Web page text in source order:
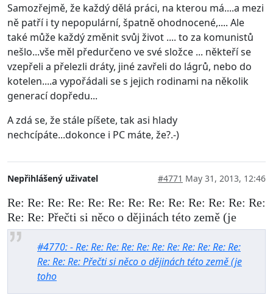
Samozřejmě, že každý dělá práci, na kterou má....a mezi
ně patří i ty nepopulární, špatně ohodnocené,.... Ale
také může každý změnit svůj život .... to za komunistů
nešlo...vše měl předurčeno ve své složce ... někteří se
vzepřeli a přelezli dráty, jiné zavřeli do lágrů, nebo do
kotelen....a vypořádali se s jejich rodinami na několik
generací dopředu...
A zdá se, že stále píšete, tak asi hlady
nechcípáte...dokonce i PC máte, že?.-)
Nepřihlášený uživatel #4771 May 31, 2013, 12:46
Re: Re: Re: Re: Re: Re: Re: Re: Re: Re: Re: Re: Re:
Re: Re: Přečti si něco o dějinách této země (je
#4770: - Re: Re: Re: Re: Re: Re: Re: Re: Re: Re: Re:
Re: Re: Re: Přečti si něco o dějinách této země (je
toho